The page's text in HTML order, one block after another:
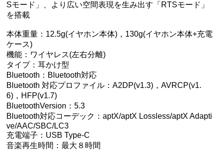
Sモード」、より広い空間表現を生み出す「RTSモード」
を搭載
本体重量：12.5g(イヤホン本体)，130g(イヤホン本体+充電
ケース)
機能：ワイヤレス(左右分離)
タイプ：耳かけ型
Bluetooth：Bluetooth対応
Bluetooth 対応プロファイル：A2DP(v1.3)，AVRCP(v1.
6)，HFP(v1.7)
BluetoothVersion：5.3
Bluetooth対応コーデック：aptX/aptX Lossless/aptX Adapti
ve/AAC/SBC/LC3
充電端子：USB Type-C
音楽再生時間：最大８時間